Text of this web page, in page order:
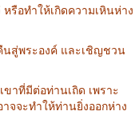
รือทำให้เกิดความเหินห่าง
สู่พระองค์ และเชิญชวน
าที่มีต่อท่านเถิด เพราะ
จจะทำให้ท่านยิ่งออกห่าง